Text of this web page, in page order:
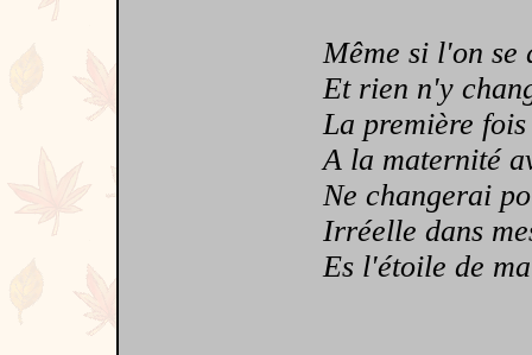
Même si l'on se
Et rien n'y
La première fois
A la maternité
Ne changerai
Irréelle dans
Es l'étoile de ma